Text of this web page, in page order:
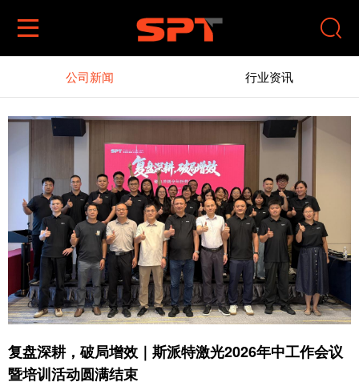
 
公司新闻 行业资讯
复盘深耕，破局增效｜斯派特激光2026年中工作会议
暨培训活动圆满结束